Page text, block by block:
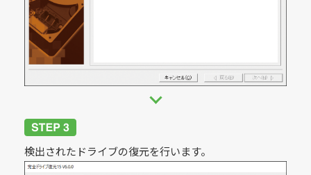
検出されたドライブの復元を行います。